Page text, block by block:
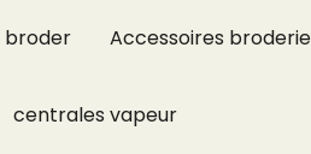
broder Accessoires broderie
centrales vapeur